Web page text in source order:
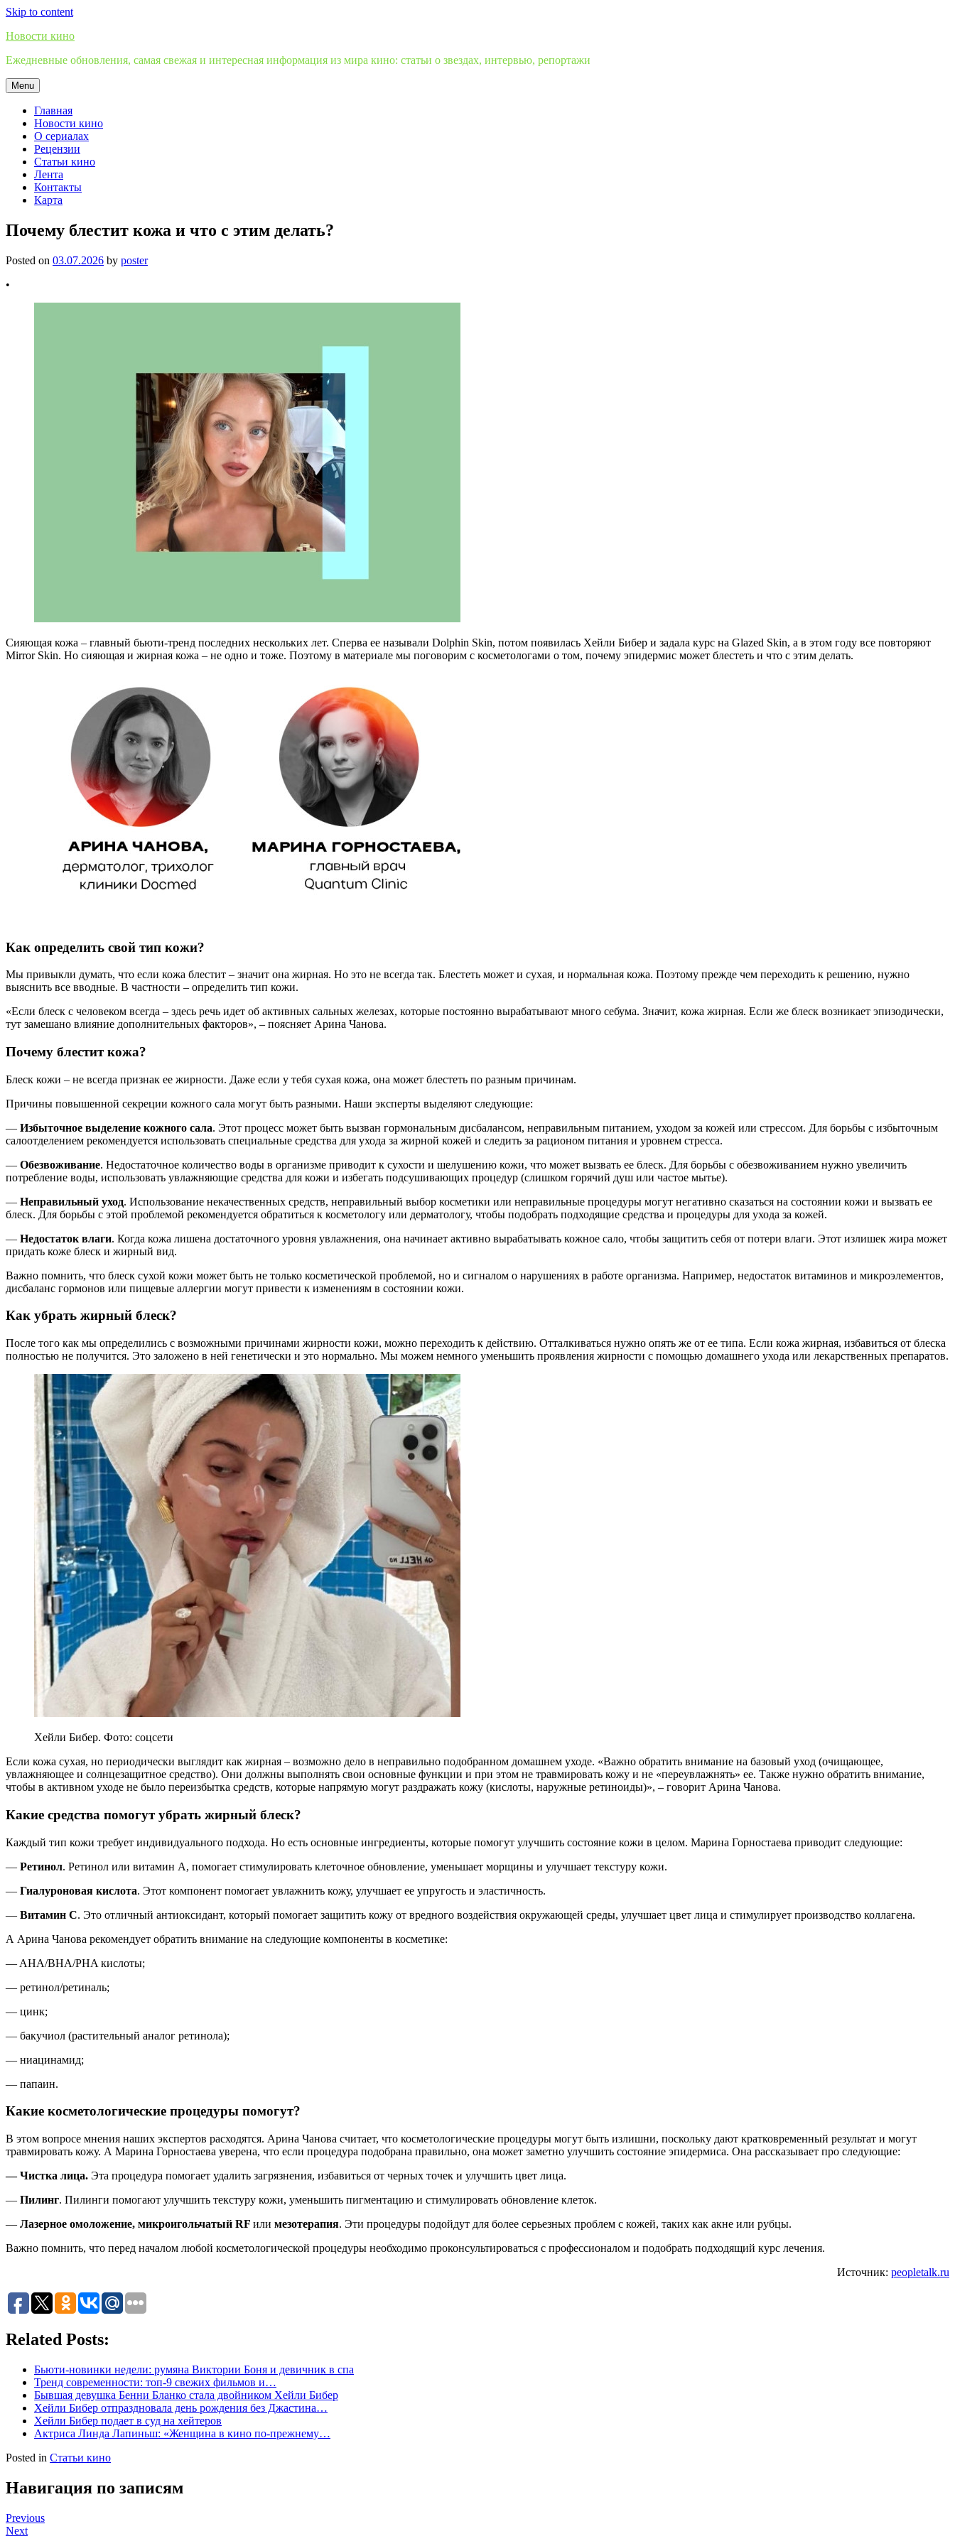
Skip to content
Новости кино
Ежедневные обновления, самая свежая и интересная информация из мира кино: статьи о звездах, интервью, репортажи
Menu
Главная
Новости кино
О сериалах
Рецензии
Статьи кино
Лента
Контакты
Карта
Почему блестит кожа и что с этим делать?
Posted on 03.07.2026 by poster
•
Сияющая кожа – главный бьюти-тренд последних нескольких лет. Сперва ее называли Dolphin Skin, потом появилась Хейли Бибер и задала курс на Glazed Skin, а в этом году все повторяют
Mirror Skin. Но сияющая и жирная кожа – не одно и тоже. Поэтому в материале мы поговорим с косметологами о том, почему эпидермис может блестеть и что с этим делать.
Как определить свой тип кожи?
Мы привыкли думать, что если кожа блестит – значит она жирная. Но это не всегда так. Блестеть может и сухая, и нормальная кожа. Поэтому прежде чем переходить к решению, нужно
выяснить все вводные. В частности – определить тип кожи.
«Если блеск с человеком всегда – здесь речь идет об активных сальных железах, которые постоянно вырабатывают много себума. Значит, кожа жирная. Если же блеск возникает эпизодически,
тут замешано влияние дополнительных факторов», – поясняет Арина Чанова.
Почему блестит кожа?
Блеск кожи – не всегда признак ее жирности. Даже если у тебя сухая кожа, она может блестеть по разным причинам.
Причины повышенной секреции кожного сала могут быть разными. Наши эксперты выделяют следующие:
— Избыточное выделение кожного сала. Этот процесс может быть вызван гормональным дисбалансом, неправильным питанием, уходом за кожей или стрессом. Для борьбы с избыточным
салоотделением рекомендуется использовать специальные средства для ухода за жирной кожей и следить за рационом питания и уровнем стресса.
— Обезвоживание. Недостаточное количество воды в организме приводит к сухости и шелушению кожи, что может вызвать ее блеск. Для борьбы с обезвоживанием нужно увеличить
потребление воды, использовать увлажняющие средства для кожи и избегать подсушивающих процедур (слишком горячий душ или частое мытье).
— Неправильный уход. Использование некачественных средств, неправильный выбор косметики или неправильные процедуры могут негативно сказаться на состоянии кожи и вызвать ее
блеск. Для борьбы с этой проблемой рекомендуется обратиться к косметологу или дерматологу, чтобы подобрать подходящие средства и процедуры для ухода за кожей.
— Недостаток влаги. Когда кожа лишена достаточного уровня увлажнения, она начинает активно вырабатывать кожное сало, чтобы защитить себя от потери влаги. Этот излишек жира может
придать коже блеск и жирный вид.
Важно помнить, что блеск сухой кожи может быть не только косметической проблемой, но и сигналом о нарушениях в работе организма. Например, недостаток витаминов и микроэлементов,
дисбаланс гормонов или пищевые аллергии могут привести к изменениям в состоянии кожи.
Как убрать жирный блеск?
После того как мы определились с возможными причинами жирности кожи, можно переходить к действию. Отталкиваться нужно опять же от ее типа. Если кожа жирная, избавиться от блеска
полностью не получится. Это заложено в ней генетически и это нормально. Мы можем немного уменьшить проявления жирности с помощью домашнего ухода или лекарственных препаратов.
Хейли Бибер. Фото: соцсети
Если кожа сухая, но периодически выглядит как жирная – возможно дело в неправильно подобранном домашнем уходе. «Важно обратить внимание на базовый уход (очищающее,
увлажняющее и солнцезащитное средство). Они должны выполнять свои основные функции и при этом не травмировать кожу и не «переувлажнять» ее. Также нужно обратить внимание,
чтобы в активном уходе не было переизбытка средств, которые напрямую могут раздражать кожу (кислоты, наружные ретиноиды)», – говорит Арина Чанова.
Какие средства помогут убрать жирный блеск?
Каждый тип кожи требует индивидуального подхода. Но есть основные ингредиенты, которые помогут улучшить состояние кожи в целом. Марина Горностаева приводит следующие:
— Ретинол. Ретинол или витамин А, помогает стимулировать клеточное обновление, уменьшает морщины и улучшает текстуру кожи.
— Гиалуроновая кислота. Этот компонент помогает увлажнить кожу, улучшает ее упругость и эластичность.
— Витамин С. Это отличный антиоксидант, который помогает защитить кожу от вредного воздействия окружающей среды, улучшает цвет лица и стимулирует производство коллагена.
А Арина Чанова рекомендует обратить внимание на следующие компоненты в косметике:
— AHA/BHA/PHA кислоты;
— ретинол/ретиналь;
— цинк;
— бакучиол (растительный аналог ретинола);
— ниацинамид;
— папаин.
Какие косметологические процедуры помогут?
В этом вопросе мнения наших экспертов расходятся. Арина Чанова считает, что косметологические процедуры могут быть излишни, поскольку дают кратковременный результат и могут
травмировать кожу. А Марина Горностаева уверена, что если процедура подобрана правильно, она может заметно улучшить состояние эпидермиса. Она рассказывает про следующие:
— Чистка лица. Эта процедура помогает удалить загрязнения, избавиться от черных точек и улучшить цвет лица.
— Пилинг. Пилинги помогают улучшить текстуру кожи, уменьшить пигментацию и стимулировать обновление клеток.
— Лазерное омоложение, микроигольчатый RF или мезотерапия. Эти процедуры подойдут для более серьезных проблем с кожей, таких как акне или рубцы.
Важно помнить, что перед началом любой косметологической процедуры необходимо проконсультироваться с профессионалом и подобрать подходящий курс лечения.
Источник: peopletalk.ru
Related Posts:
Бьюти-новинки недели: румяна Виктории Боня и девичник в спа
Тренд современности: топ-9 свежих фильмов и…
Бывшая девушка Бенни Бланко стала двойником Хейли Бибер
Хейли Бибер отпраздновала день рождения без Джастина…
Хейли Бибер подает в суд на хейтеров
Актриса Линда Лапиньш: «Женщина в кино по-прежнему…
Posted in Статьи кино
Навигация по записям
Previous
Next